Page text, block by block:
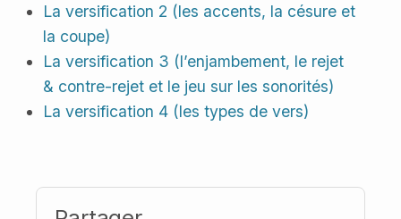
La versification 2 (les accents, la césure et
la coupe)
La versification 3 (l’enjambement, le rejet
& contre-rejet et le jeu sur les sonorités)
La versification 4 (les types de vers)